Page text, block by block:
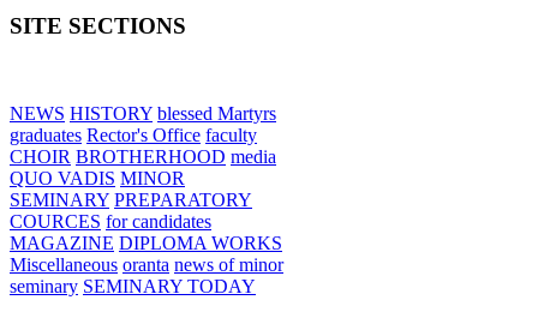
SITE SECTIONS
NEWS HISTORY blessed Martyrs
graduates Rector's Office faculty
CHOIR BROTHERHOOD media
QUO VADIS MINOR
SEMINARY PREPARATORY
COURCES for candidates
MAGAZINE DIPLOMA WORKS
Miscellaneous oranta news of minor
seminary SEMINARY TODAY